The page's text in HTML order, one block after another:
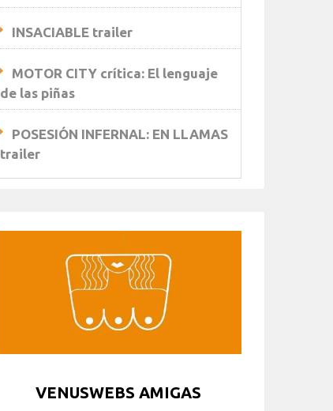
INSACIABLE trailer
MOTOR CITY crítica: El lenguaje
de las piñas
POSESIÓN INFERNAL: EN LLAMAS
trailer
VENUSWEBS AMIGAS